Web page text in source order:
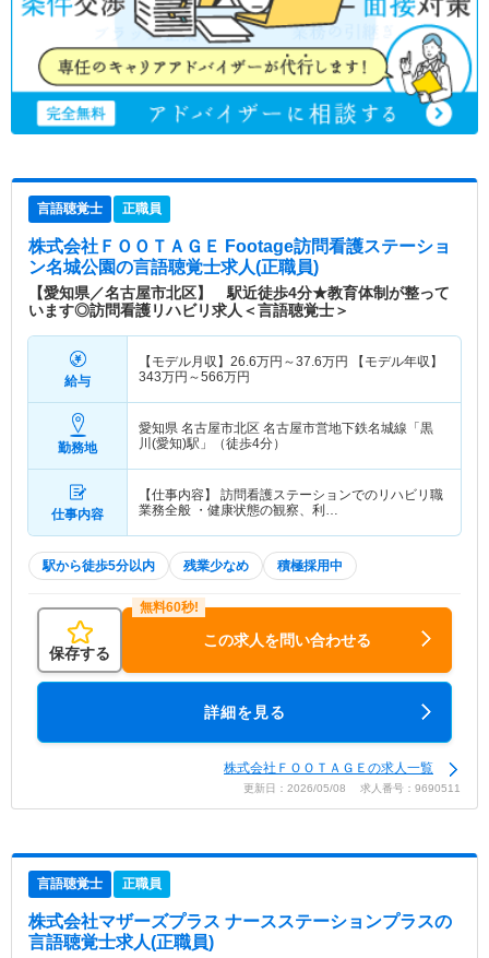
言語聴覚士 正職員
株式会社ＦＯＯＴＡＧＥ Footage訪問看護ステーショ
ン名城公園の言語聴覚士求人(正職員)
【愛知県／名古屋市北区】 駅近徒歩4分★教育体制が整って
います◎訪問看護リハビリ求人＜言語聴覚士＞
給与
【モデル月収】 26.6万円～37.6万円
【モデル年収】
343万円～566万円
勤務地
愛知県 名古屋市北区 名古屋市営地下鉄名城線「黒
川(愛知)駅」（徒歩4分）
仕事内容
【仕事内容】 訪問看護ステーションでのリハビリ職
業務全般 ・健康状態の観察、利…
駅から徒歩5分以内 残業少なめ 積極採用中
保存する
この求人を問い合わせる
詳細を見る
株式会社ＦＯＯＴＡＧＥの求人一覧
更新日：2026/05/08 求人番号：9690511
言語聴覚士 正職員
株式会社マザーズプラス ナースステーションプラスの
言語聴覚士求人(正職員)